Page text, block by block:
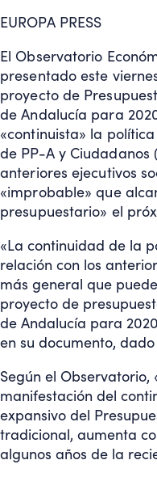
EUROPA PRESS
El Observatorio
presentado este
proyecto de
de Andalucía para
«continuista» la
de PP-A y Ciudadanos
anteriores ejecutivos
«improbable» que
presupuestario» el
«La continuidad de la
relación con los
más general que
proyecto de
de Andalucía para
en su documento,
Según el Observatorio,
manifestación del
expansivo del
tradicional, aumenta
algunos años de la